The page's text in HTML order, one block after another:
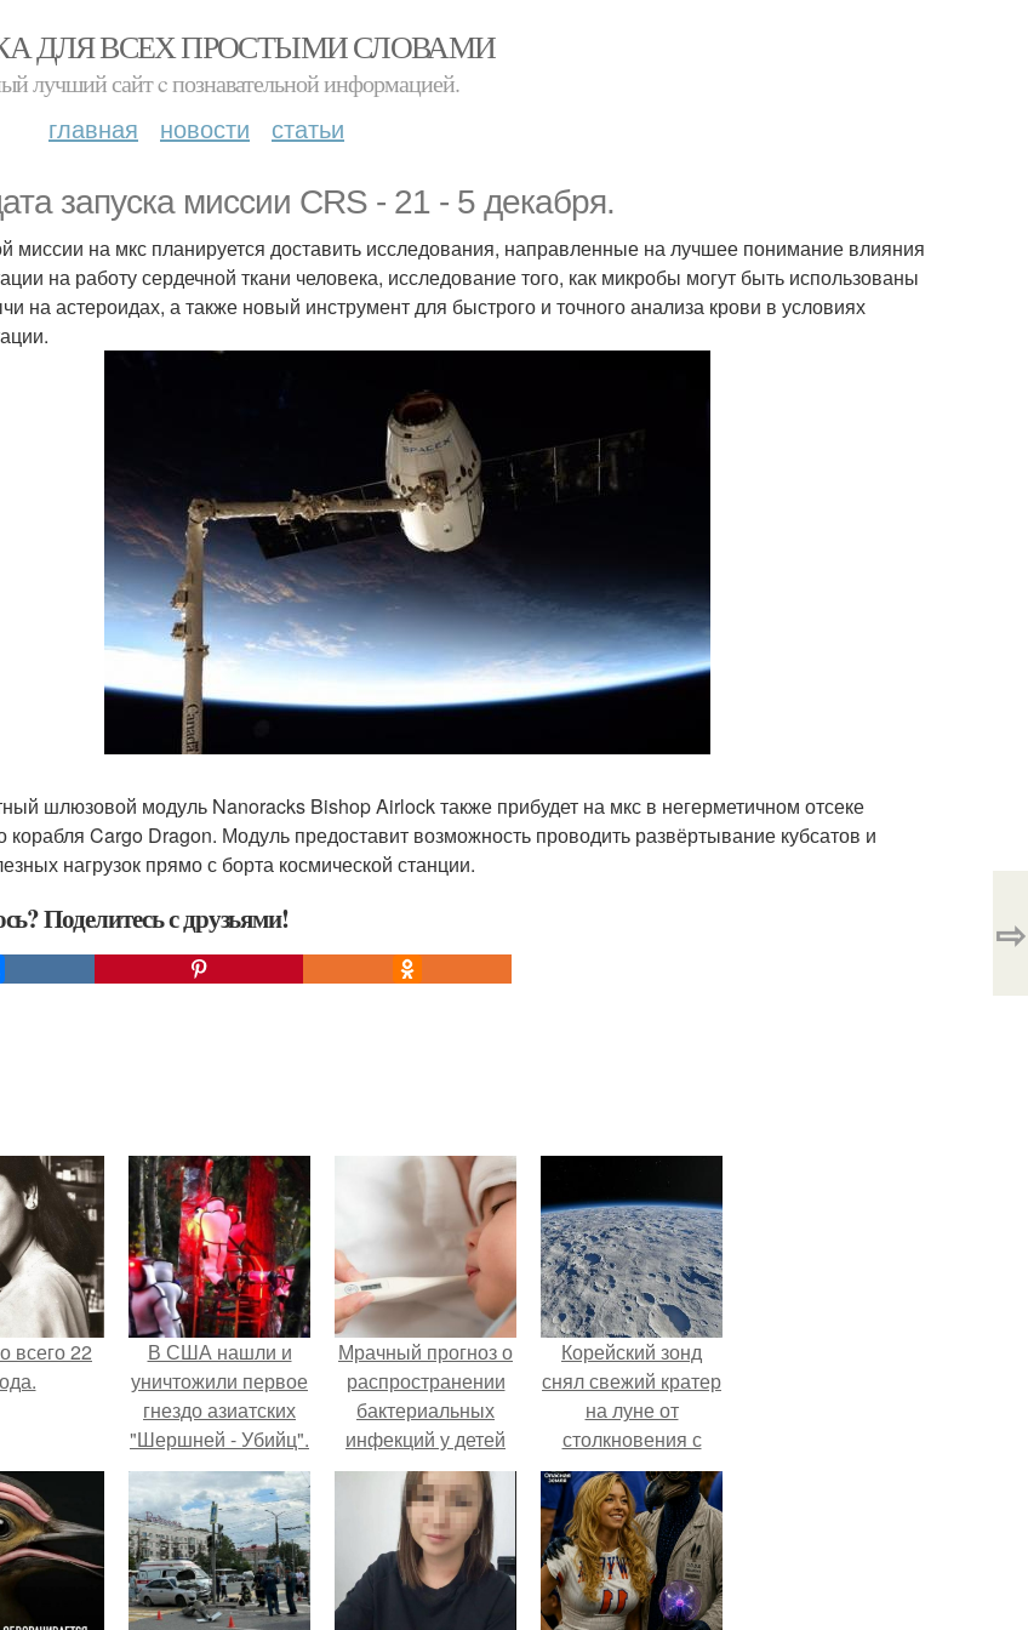
ДЛЯ ВСЕХ ПРОСТЫМИ СЛОВАМИ
лучший сайт c познавательной информацией.
главная новости статьи
запуска миссии CRS - 21 - 5 декабря.
миссии на мкс планируется доставить исследования, направленные на лучшее понимание влияния
на работу сердечной ткани человека, исследование того, как микробы могут быть использованы
на астероидах, а также новый инструмент для быстрого и точного анализа крови в условиях
шлюзовой модуль Nanoracks Bishop Airlock также прибудет на мкс в негерметичном отсеке
корабля Cargo Dragon. Модуль предоставит возможность проводить развёртывание кубсатов и
нагрузок прямо с борта космической станции.
Поделитесь с друзьями! ⇨
всего 22
В США нашли и
уничтожили первое
гнездо азиатских
"Шершней - Убийц".
Мрачный прогноз о
распространении
бактериальных
инфекций у детей
вышел.
Корейский зонд
снял свежий кратер
на луне от
столкновения с
обломком Falcon 9.